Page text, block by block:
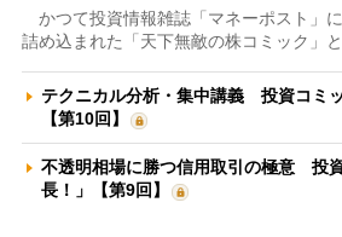
かつて投資情報雑誌「マネーポスト」
詰め込まれた「天下無敵の株コミック」
テクニカル分析・集中講義 投資コミ
【第10回】
不透明相場に勝つ信用取引の極意 投
長！」【第9回】